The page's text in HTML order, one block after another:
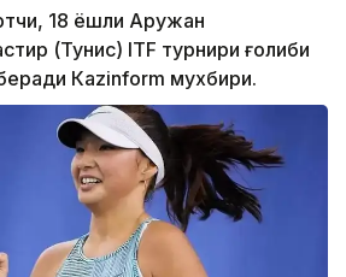
18 ёшли Аружан
(Тунис) ITF турнири ғолиби
Каzinform мухбири.